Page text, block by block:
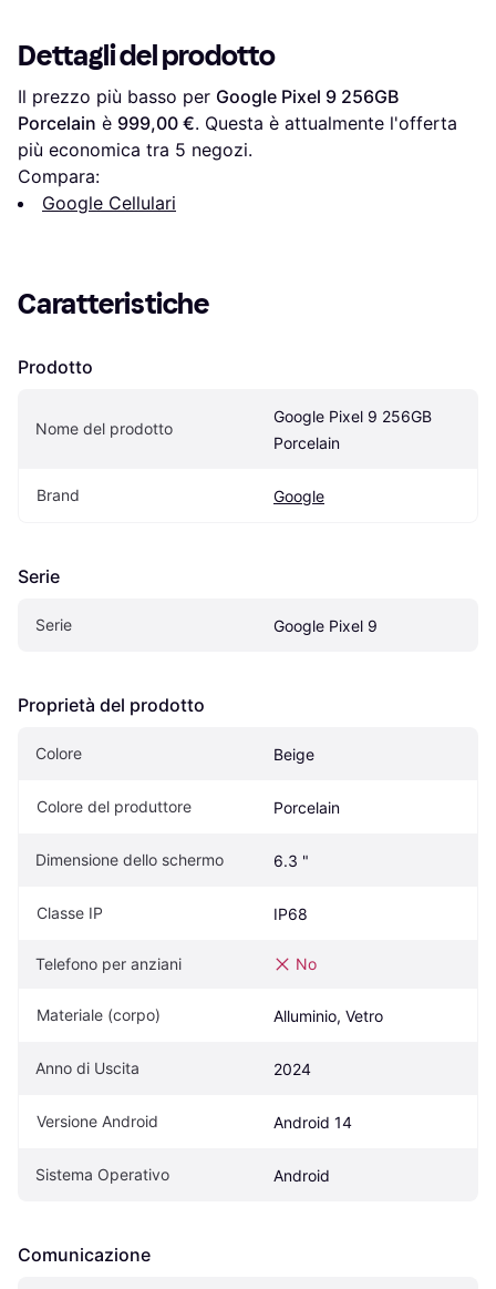
Dettagli del prodotto
Il prezzo più basso per Google Pixel 9 256GB
Porcelain è 999,00 €. Questa è attualmente l'offerta
più economica tra 5 negozi.
Compara:
Google Cellulari
Caratteristiche
Prodotto
Nome del prodotto
Google Pixel 9 256GB
Porcelain
Brand Google
Serie
Serie Google Pixel 9
Proprietà del prodotto
Colore Beige
Colore del produttore Porcelain
Dimensione dello schermo 6.3 "
Classe IP IP68
Telefono per anziani No
Materiale (corpo) Alluminio, Vetro
Anno di Uscita 2024
Versione Android Android 14
Sistema Operativo Android
Comunicazione